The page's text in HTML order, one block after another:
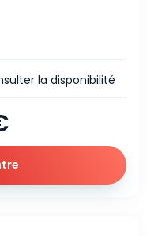
la disponibilité